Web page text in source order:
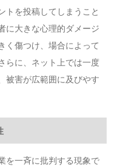
トを投稿してしまうこと
に大きな心理的ダメージ
く傷つけ、場合によって
らに、ネット上では一度
被害が広範囲に及びやす
を一斉に批判する現象で